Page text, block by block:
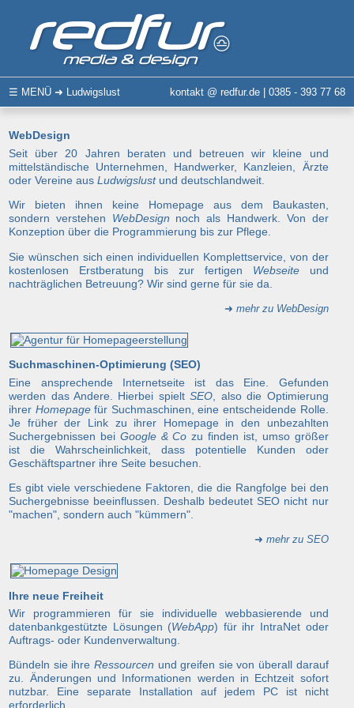
☰ MENÜ ➜ Ludwigslust kontakt @ redfur.de | 0385 - 393 77 68
WebDesign
Seit über 20 Jahren beraten und betreuen wir kleine und
mittelständische Unternehmen, Handwerker, Kanzleien, Ärzte
oder Vereine ausLudwigslustund deutschlandweit.
Wir bieten ihnen keine Homepage aus dem Baukasten,
sondern verstehen WebDesign noch als Handwerk. Von der
Konzeption über die Programmierung bis zur Pflege.
Sie wünschen sich einen individuellen Komplettservice, von der
kostenlosen Erstberatung bis zur fertigen Webseiteund
nachträglichen Betreuung? Wir sind gerne für sie da.
➜ mehr zu WebDesign
Suchmaschinen-Optimierung (SEO)
Eine ansprechende Internetseite ist das Eine. Gefunden
werden das Andere. Hierbei spieltSEO , also die Optimierung
ihrer Homepagefür Suchmaschinen, eine entscheidende Rolle.
Je früher der Link zu ihrer Homepage in den unbezahlten
Suchergebnissen bei Google & Co zu finden ist, umso größer
ist die Wahrscheinlichkeit, dass potentielle Kunden oder
Geschäftspartner ihre Seite besuchen.
Es gibt viele verschiedene Faktoren, die die Rangfolge bei den
Suchergebnisse beeinflussen. Deshalb bedeutet SEO nicht nur
"machen", sondern auch "kümmern".
➜ mehr zu SEO
Ihre neue Freiheit
Wir programmieren für sie individuelle webbasierende und
datenbankgestützte Lösungen (WebApp) für ihr IntraNet oder
Auftrags- oder Kundenverwaltung.
Bündeln sie ihre Ressourcen und greifen sie von überall darauf
zu. Änderungen und Informationen werden in Echtzeit sofort
nutzbar. Eine separate Installation auf jedem PC ist nicht
erforderlich.